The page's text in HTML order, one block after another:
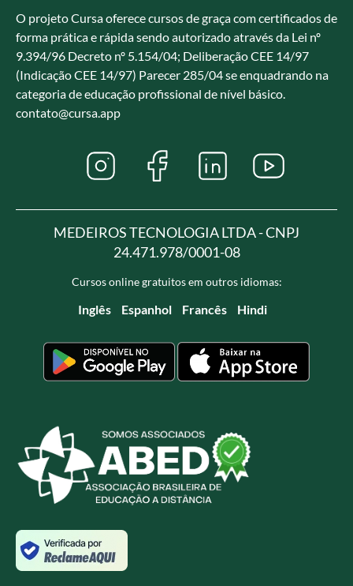
O projeto Cursa oferece cursos de graça com certificados de
forma prática e rápida sendo autorizado através da Lei nº
9.394/96 Decreto nº 5.154/04; Deliberação CEE 14/97
(Indicação CEE 14/97) Parecer 285/04 se enquadrando na
categoria de educação profissional de nível básico.
contato@cursa.app
MEDEIROS TECNOLOGIA LTDA - CNPJ
24.471.978/0001-08
Cursos online gratuitos em outros idiomas:
Inglês Espanhol Francês Hindi